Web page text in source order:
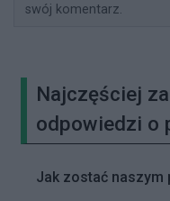
swój komentarz.
Najczęściej
odpowiedzi o
Jak zostać naszym